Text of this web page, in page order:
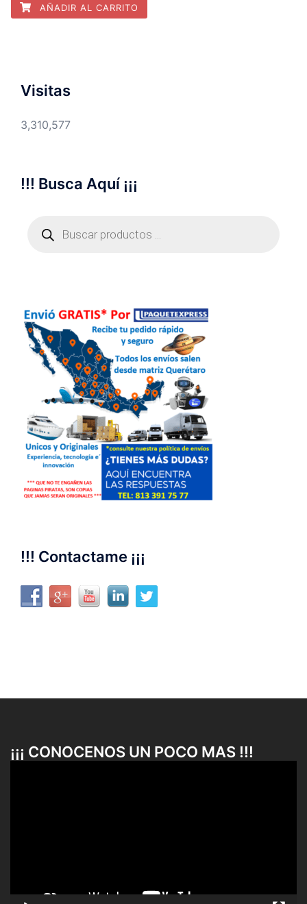
AÑADIR AL CARRITO
Visitas
3,310,577
!!! Busca Aquí ¡¡¡
productos
!!! Contactame ¡¡¡
¡¡¡ CONOCENOS UN POCO MAS !!!